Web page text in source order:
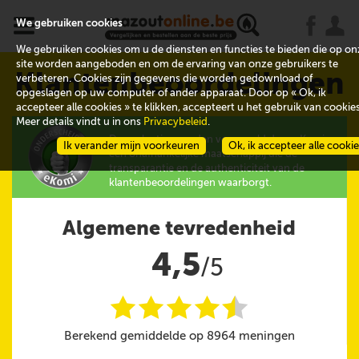
x
Klantenbeoordelingen
De evaluaties worden verzameld door eKomi,
een onafhankelijke maatschappij die de
transparantie en de authenticiteit van de
klantenbeoordelingen waarborgt.
Algemene tevredenheid
4,5/5
iiiii
@
Berekend gemiddelde op 8964 meningen
We gebruiken cookies
We gebruiken cookies om u de diensten en functies te bieden die op
site worden aangeboden en om de ervaring van onze gebruikers te
verbeteren. Cookies zijn gegevens die worden gedownload of
opgeslagen op uw computer of ander apparaat. Door op « Ok, ik
accepteer alle cookies » te klikken, accepteert u het gebruik van
Meer details vindt u in ons Privacybeleid .
Ok, ik accepteer alle
Ik verander mijn voorkeuren